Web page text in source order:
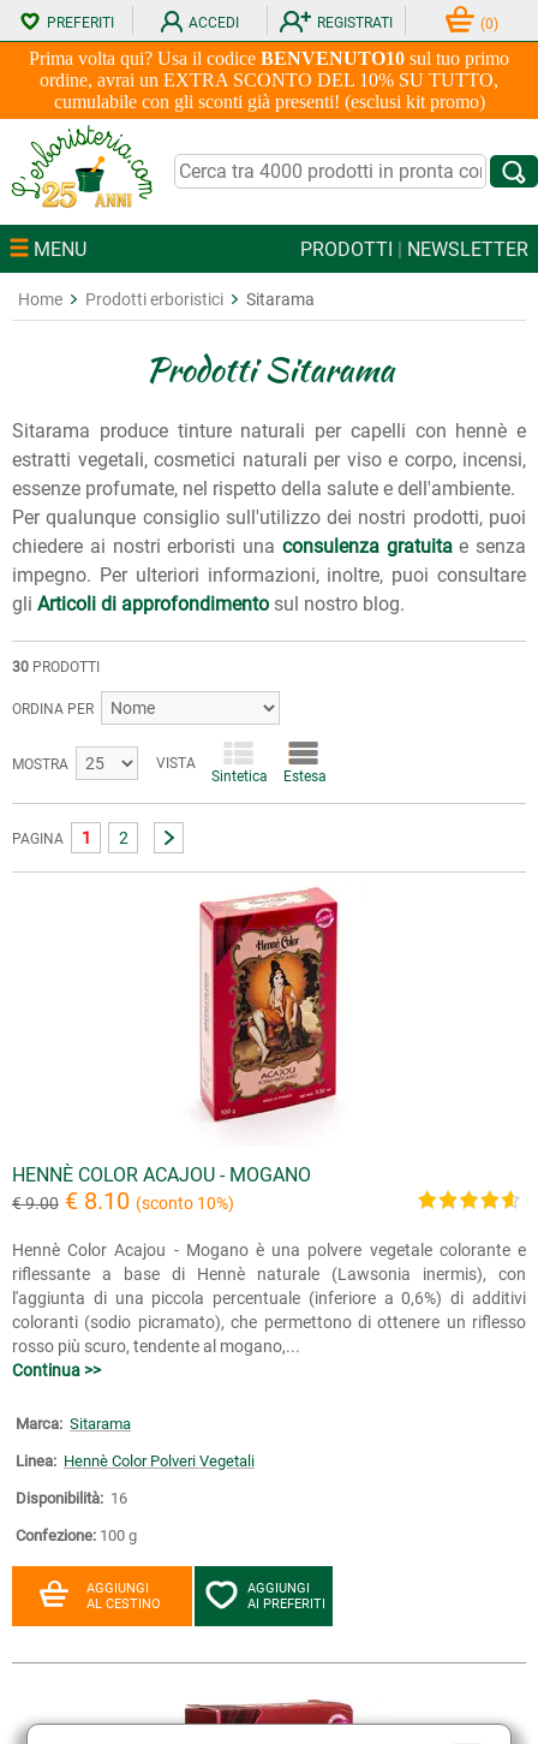
Prima volta qui? Usa il codice BENVENUTO10 sul tuo primo
ordine, avrai un EXTRA SCONTO DEL 10% SU TUTTO,
cumulabile con gli sconti già presenti! (esclusi kit promo)
PREFERITI ACCEDI REGISTRATI (0)
MENU PRODOTTI | NEWSLETTER
Home Prodotti erboristici Sitarama
Prodotti Sitarama
Sitarama produce tinture naturali per capelli con hennè e
estratti vegetali, cosmetici naturali per viso e corpo, incensi,
essenze profumate, nel rispetto della salute e dell'ambiente.
Per qualunque consiglio sull'utilizzo dei nostri prodotti, puoi
chiedere ai nostri erboristi una consulenza gratuitae senza
impegno. Per ulteriori informazioni, inoltre, puoi consultare
gli Articoli di approfondimento sul nostro blog.
30 PRODOTTI
ORDINA PER
MOSTRA VISTA
Sintetica Estesa
PAGINA 1 2
HENNÈ COLOR ACAJOU - MOGANO
€ 9.00 € 8.10 (sconto 10%)
Hennè Color Acajou - Mogano è una polvere vegetale colorante e
riflessante a base di Hennè naturale (Lawsonia inermis), con
l'aggiunta di una piccola percentuale (inferiore a 0,6%) di additivi
coloranti (sodio picramato), che permettono di ottenere un riflesso
rosso più scuro, tendente al mogano,...
Continua >>
Marca: Sitarama
Linea: Hennè Color Polveri Vegetali
Disponibilità: 16
Confezione: 100 g
AGGIUNGI
AL CESTINO
AGGIUNGI
AI PREFERITI